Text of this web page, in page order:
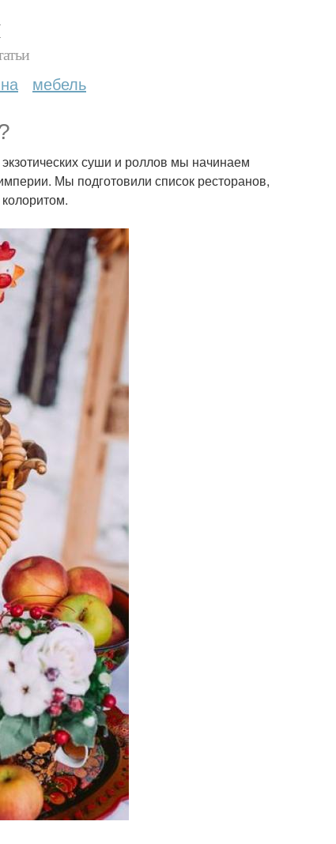
мебель
суши и роллов мы начинаем
Мы подготовили список ресторанов,